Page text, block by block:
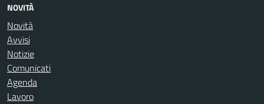
NOVITÀ
Novità
Avvisi
Notizie
Comunicati
Agenda
Lavoro